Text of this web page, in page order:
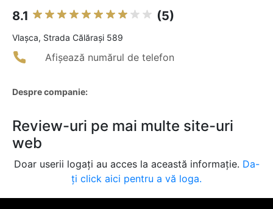
8.1 (5)
Vlaşca, Strada Călărași 589
Afișează numărul de telefon
Despre companie:
Review-uri pe mai multe site-uri
web
Doar userii logați au acces la această informație. Da-
ți click aici pentru a vă loga.